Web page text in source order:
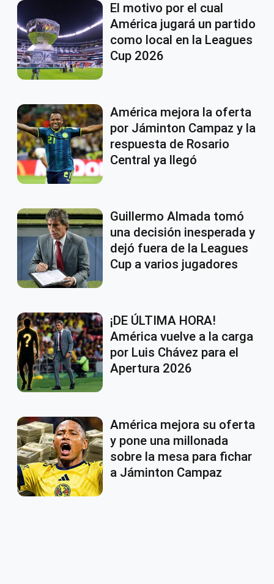
El motivo por el cual
América jugará un partido
como local en la Leagues
Cup 2026
América mejora la oferta
por Jáminton Campaz y la
respuesta de Rosario
Central ya llegó
Guillermo Almada tomó
una decisión inesperada y
dejó fuera de la Leagues
Cup a varios jugadores
¡DE ÚLTIMA HORA!
América vuelve a la carga
por Luis Chávez para el
Apertura 2026
América mejora su oferta
y pone una millonada
sobre la mesa para fichar
a Jáminton Campaz